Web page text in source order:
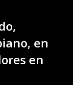
en
en